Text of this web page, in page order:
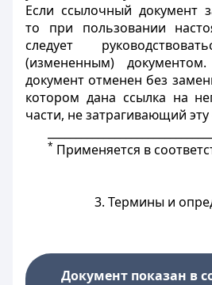
Если ссылочный документ
то при пользовании
следует
(измененным)
документ отменен без
котором дана ссылка на
части, не затрагивающий эту
* Применяется в
3. Термины и
Документ показан в